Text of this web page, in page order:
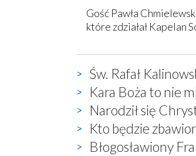
Gość Pawła
które zdziałał Kapelan
Św. Rafał
Kara Boża to nie
Narodził się
Kto będzie
Błogosławiony